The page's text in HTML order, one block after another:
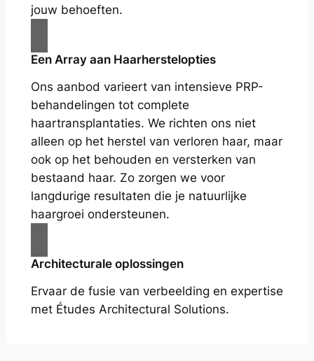
jouw behoeften.
Een Array aan Haarherstelopties
Ons aanbod varieert van intensieve PRP-
behandelingen tot complete
haartransplantaties. We richten ons niet
alleen op het herstel van verloren haar, maar
ook op het behouden en versterken van
bestaand haar. Zo zorgen we voor
langdurige resultaten die je natuurlijke
haargroei ondersteunen.
Architecturale oplossingen
Ervaar de fusie van verbeelding en expertise
met Études Architectural Solutions.